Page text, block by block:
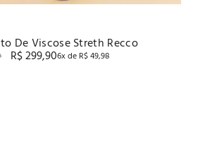
De Viscose Streth Recco
R$299,906x de R$49,98